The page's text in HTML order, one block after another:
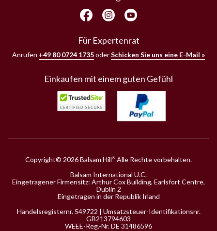
Für Expertenrat
Anrufen +49 80 0724 1735oderSchicken Sie uns eine E-Mail »
Einkaufen mit einem guten Gefühl
Copyright© 2026 Balsam Hill® Alle Rechte vorbehalten.
Balsam International U.C.
Eingetragener Firmensitz: Arthur Cox Building, Earlsfort Centre,
Dublin 2
Eingetragen in der Republik Irland
Handelsregisternr. 549722 | Umsatzsteuer-Identifikationsnr.
GB213794603
WEEE-Reg.-Nr. DE 31486596